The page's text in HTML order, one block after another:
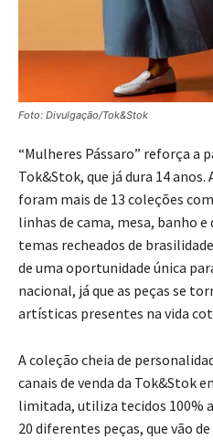
Foto: Divulgação/Tok&Stok
“Mulheres Pássaro” reforça a
Tok&Stok, que já dura 14
foram mais de 13 coleções
linhas de cama, mesa, banho
temas recheados de
de uma oportunidade única
nacional, já que as peças se
artísticas presentes na vida
A coleção cheia de
canais de venda da Tok&Stok
limitada, utiliza tecidos 100%
20 diferentes peças, que vão